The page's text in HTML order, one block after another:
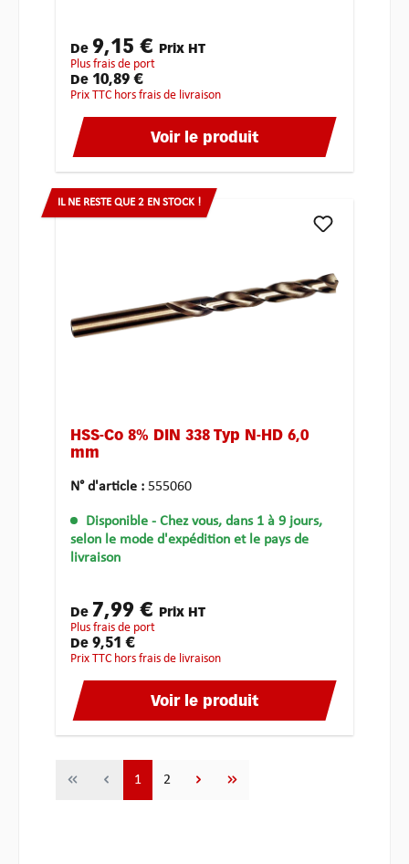
De 9,15 € Prix HT
plus frais de port
De 10,89 €
Prix TTC hors frais de livraison
Voir le produit
IL NE RESTE QUE 2 EN STOCK !
HSS-Co 8% DIN 338 Typ N-HD 6,0
mm
N° d'article : 555060
Disponible - Chez vous, dans 1 à 9 jours,
selon le mode d'expédition et le pays de
livraison
De 7,99 € Prix HT
plus frais de port
De 9,51 €
Prix TTC hors frais de livraison
Voir le produit
Page
1 Page
2